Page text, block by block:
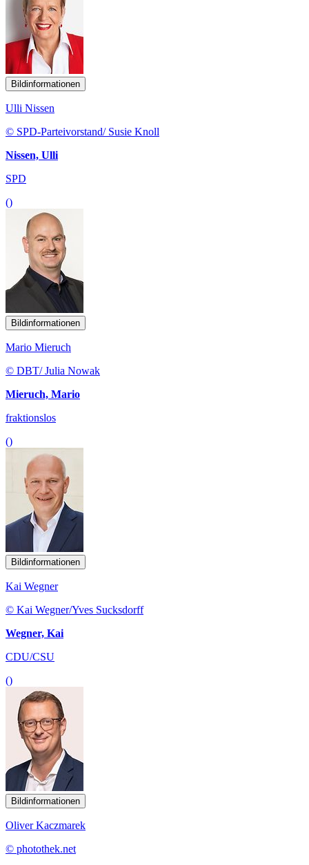
Bildinformationen
Ulli Nissen
© SPD-Parteivorstand/ Susie Knoll
Nissen, Ulli
SPD
()
Bildinformationen
Mario Mieruch
© DBT/ Julia Nowak
Mieruch, Mario
fraktionslos
()
Bildinformationen
Kai Wegner
© Kai Wegner/Yves Sucksdorff
Wegner, Kai
CDU/CSU
()
Bildinformationen
Oliver Kaczmarek
© photothek.net